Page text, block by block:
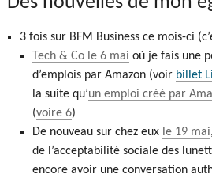
3 fois sur BFM Business ce mois-ci
Tech & Co le 6 mai où je fais une
d’emplois par Amazon (voir billet
la suite qu’un emploi créé par
(voire 6)
De nouveau sur chez eux le 19 mai
de l’acceptabilité sociale des
encore avoir une conversation